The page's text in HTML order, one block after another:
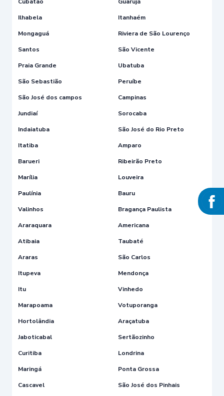
Ilhabela
Itanhaém
Mongaguá
Riviera de São Lourenço
Santos
São Vicente
Praia Grande
Ubatuba
São Sebastião
Peruíbe
São José dos campos
Campinas
Jundiaí
Sorocaba
Indaiatuba
São José do Rio Preto
Itatiba
Amparo
Barueri
Ribeirão Preto
Marília
Louveira
Paulínia
Bauru
Valinhos
Bragança Paulista
Araraquara
Americana
Atibaia
Taubaté
Araras
São Carlos
Itupeva
Mendonça
Itu
Vinhedo
Marapoama
Votuporanga
Hortolândia
Araçatuba
Jaboticabal
Sertãozinho
Curitiba
Londrina
Maringá
Ponta Grossa
Cascavel
São José dos Pinhais